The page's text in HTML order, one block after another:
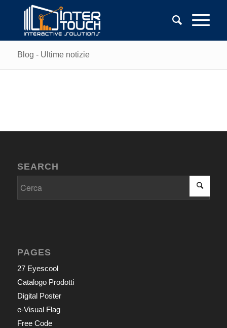
Blog - Ultime notizie
SEARCH
PAGES
27 Eyescool
Catalogo Prodotti
Digital Poster
e-Visual Flag
Free Code